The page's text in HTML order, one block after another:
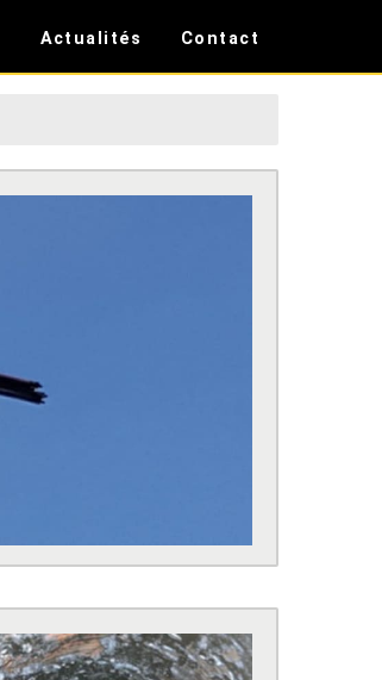
Actualités Contact